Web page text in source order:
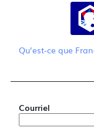
Qu’est-ce que
Courriel